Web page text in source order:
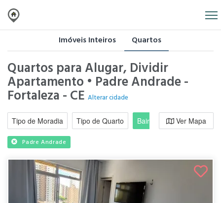
Imóveis Inteiros Quartos
Quartos para Alugar, Dividir
Apartamento • Padre Andrade -
Fortaleza - CE Alterar cidade
Tipo de Moradia Tipo de Quarto Bairro / RegiãoVer Mapa
Padre Andrade